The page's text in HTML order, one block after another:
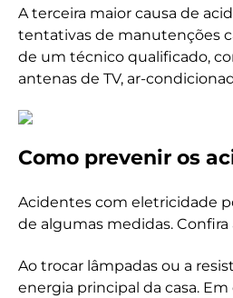
A terceira maior causa de
tentativas de manutenções
de um técnico qualificado,
antenas de TV, ar-
Como prevenir os
Acidentes com eletricidade
de algumas medidas.
Ao trocar lâmpadas ou a
energia principal da casa. Em